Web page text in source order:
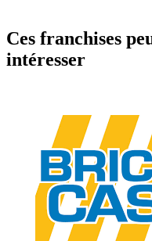
Ces franchises
intéresser